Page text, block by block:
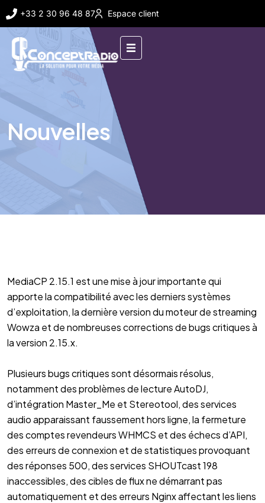
+33 2 30 96 48 87 Espace client
Nouvelles
MediaCP 2.15.1 est une mise à jour importante qui
apporte la compatibilité avec les derniers systèmes
d’exploitation, la dernière version du moteur de streaming
Wowza et de nombreuses corrections de bugs critiques à
la version 2.15.x.
Plusieurs bugs critiques sont désormais résolus,
notamment des problèmes de lecture AutoDJ,
d’intégration Master_Me et Stereotool, des services
audio apparaissant faussement hors ligne, la fermeture
des comptes revendeurs WHMCS et des échecs d’API,
des erreurs de connexion et de statistiques provoquant
des réponses 500, des services SHOUTcast 198
inaccessibles, des cibles de flux ne démarrant pas
automatiquement et des erreurs Nginx affectant les liens